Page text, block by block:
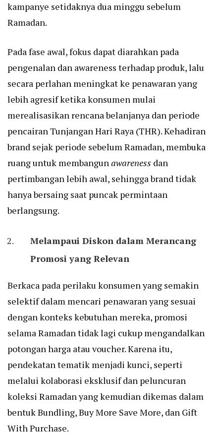
kampanye setidaknya dua minggu sebelum
Ramadan.
Pada fase awal, fokus dapat diarahkan pada
pengenalan dan awareness terhadap produk, lalu
secara perlahan meningkat ke penawaran yang
lebih agresif ketika konsumen mulai
merealisasikan rencana belanjanya dan periode
pencairan Tunjangan Hari Raya (THR). Kehadiran
brand sejak periode sebelum Ramadan, membuka
ruang untuk membangunawareness dan
pertimbangan lebih awal, sehingga brand tidak
hanya bersaing saat puncak permintaan
berlangsung.
Melampaui Diskon dalam Merancang
Promosi yang Relevan
Berkaca pada perilaku konsumen yang semakin
selektif dalam mencari penawaran yang sesuai
dengan konteks kebutuhan mereka, promosi
selama Ramadan tidak lagi cukup mengandalkan
potongan harga atau voucher. Karena itu,
pendekatan tematik menjadi kunci, seperti
melalui kolaborasi eksklusif dan peluncuran
koleksi Ramadan yang kemudian dikemas dalam
bentuk Bundling, Buy More Save More, dan Gift
With Purchase.